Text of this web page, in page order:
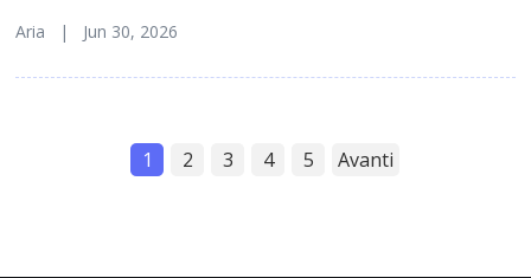
Aria | Jun 30, 2026
1 2 3 4 5 Avanti